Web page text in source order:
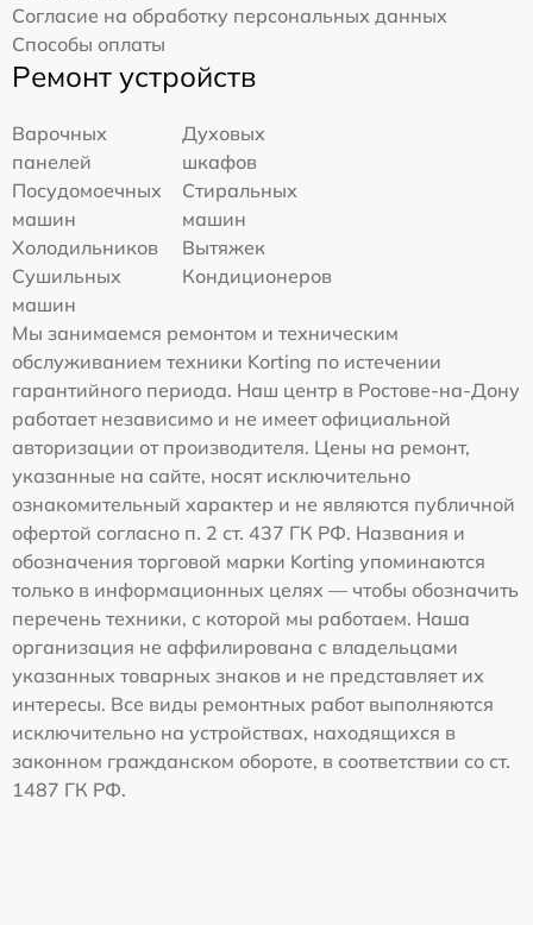
Согласие на обработку персональных данных
Способы оплаты
Ремонт устройств
Варочных
панелей
Духовых
шкафов
Посудомоечных
машин
Стиральных
машин
Холодильников
Вытяжек
Сушильных
машин
Кондиционеров
Мы занимаемся ремонтом и техническим
обслуживанием техники Korting по истечении
гарантийного периода. Наш центр в Ростове-на-Дону
работает независимо и не имеет официальной
авторизации от производителя. Цены на ремонт,
указанные на сайте, носят исключительно
ознакомительный характер и не являются публичной
офертой согласно п. 2 ст. 437 ГК РФ. Названия и
обозначения торговой марки Korting упоминаются
только в информационных целях — чтобы обозначить
перечень техники, с которой мы работаем. Наша
организация не аффилирована с владельцами
указанных товарных знаков и не представляет их
интересы. Все виды ремонтных работ выполняются
исключительно на устройствах, находящихся в
законном гражданском обороте, в соответствии со ст.
1487 ГК РФ.